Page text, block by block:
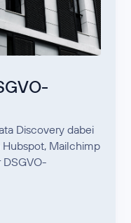
Discovery dabei
Mailchimp
DSGVO-